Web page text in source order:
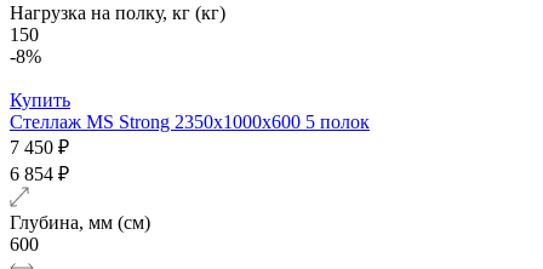
Нагрузка на полку, кг (кг)
150
-8%
Купить
Стеллаж MS Strong 2350х1000x600 5 полок
7 450 ₽
6 854 ₽
Глубина, мм (см)
600